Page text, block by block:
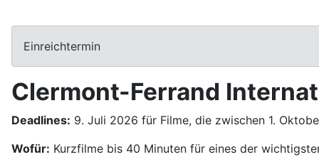
Einreichtermin
Clermont-Ferrand
Deadlines: 9. Juli 2026 für Filme, die zwischen 1.
Wofür: Kurzfilme bis 40 Minuten für eines der